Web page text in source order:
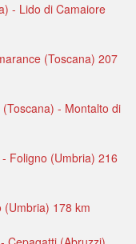
- Lido di Camaiore
(Toscana) 207
- Montalto di
Foligno (Umbria) 216
178 km